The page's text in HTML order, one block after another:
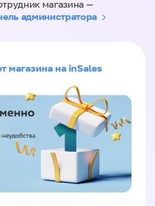
магазина —
администратора
магазина на inSales